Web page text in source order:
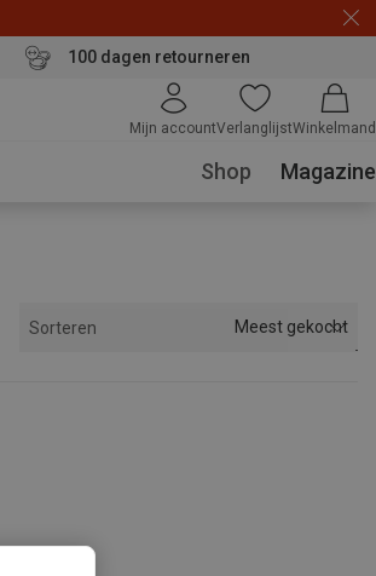
100 dagen retourneren
Mijn accountVerlanglijstWinkelmand
Shop Magazine
Sorteren Meest gekocht